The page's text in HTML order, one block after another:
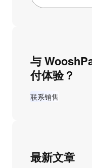
与
付体验？
联系销售
最新文章